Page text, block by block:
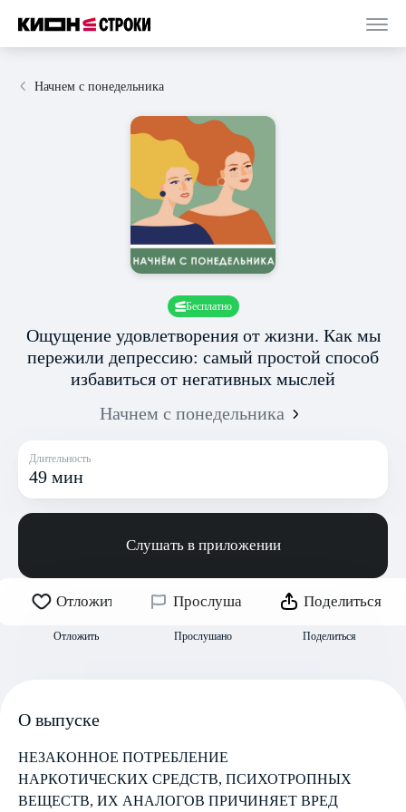
Начнем с понедельника
Бесплатно
Ощущение удовлетворения от жизни. Как мы
пережили депрессию: самый простой способ
избавиться от негативных мыслей
Начнем с понедельника
Длительность
49 мин
Слушать в приложении
Отложить
Отложить
Прослушано
Прослушано
Поделиться
Поделиться
О выпуске
НЕЗАКОННОЕ ПОТРЕБЛЕНИЕ
НАРКОТИЧЕСКИХ СРЕДСТВ, ПСИХОТРОПНЫХ
ВЕЩЕСТВ, ИХ АНАЛОГОВ ПРИЧИНЯЕТ ВРЕД